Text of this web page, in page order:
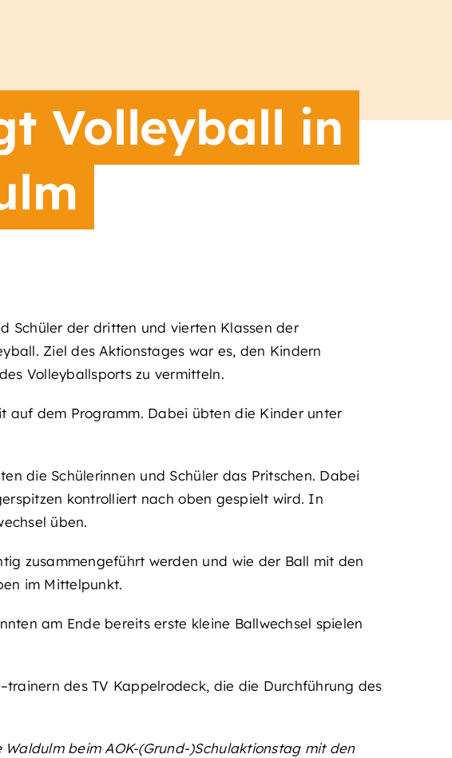
Volleyball in
Schüler der dritten und vierten Klassen der
Ziel des Aktionstages war es, den Kindern
Volleyballsports zu vermitteln.
auf dem Programm. Dabei übten die Kinder unter
die Schülerinnen und Schüler das Pritschen. Dabei
kontrolliert nach oben gespielt wird. In
üben.
zusammengeführt werden und wie der Ball mit den
im Mittelpunkt.
am Ende bereits erste kleine Ballwechsel spielen
des TV Kappelrodeck, die die Durchführung des
beim AOK-(Grund-)Schulaktionstag mit den